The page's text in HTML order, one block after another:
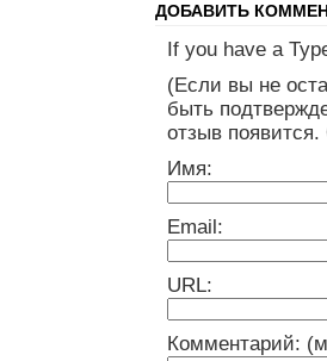
ДОБАВИТЬ
If you have a
(Если вы не
быть
отзыв
Имя:
Email:
URL:
Комментарий: